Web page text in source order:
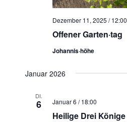
Offener Garten·tag
Dezember 11, 2025 / 12:00
Johannis·höhe
Januar 2026
DI.
6
Heilige Drei Könige
Januar 6 / 18:00